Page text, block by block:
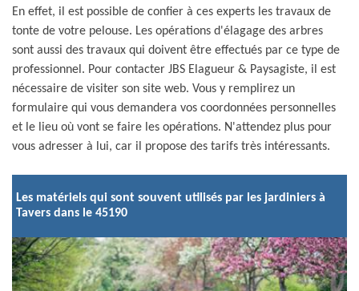
En effet, il est possible de confier à ces experts les travaux de
tonte de votre pelouse. Les opérations d'élagage des arbres
sont aussi des travaux qui doivent être effectués par ce type de
professionnel. Pour contacter JBS Elagueur & Paysagiste, il est
nécessaire de visiter son site web. Vous y remplirez un
formulaire qui vous demandera vos coordonnées personnelles
et le lieu où vont se faire les opérations. N'attendez plus pour
vous adresser à lui, car il propose des tarifs très intéressants.
Les matériels qui sont souvent utilisés par les jardiniers à
Tavers dans le 45190